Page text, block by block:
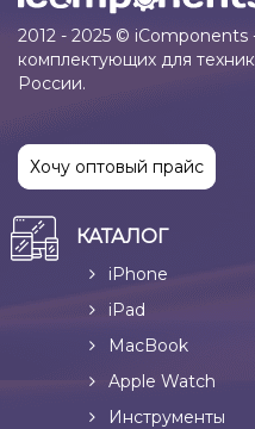
2012 - 2025 © iComponents
комплектующих для
России.
Хочу оптовый прайс
КАТАЛОГ
iPhone
iPad
MacBook
Apple Watch
Инструменты